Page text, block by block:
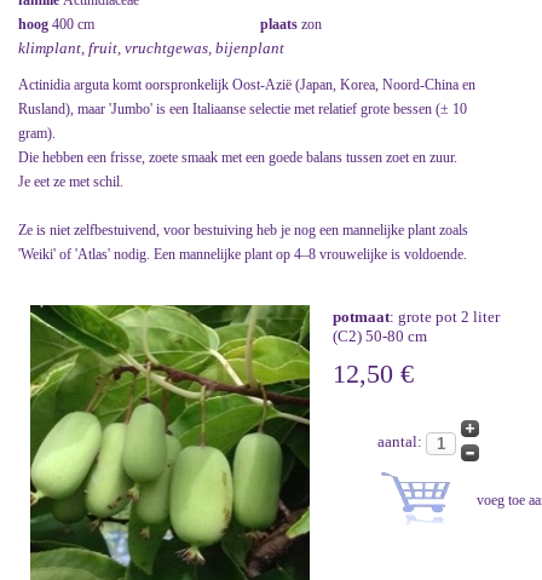
hoog 400 cm plaats zon
klimplant, fruit, vruchtgewas, bijenplant
Actinidia arguta komt oorspronkelijk Oost-Azië (Japan, Korea, Noord-China en
Rusland), maar 'Jumbo' is een Italiaanse selectie met relatief grote bessen (± 10
gram).
Die hebben een frisse, zoete smaak met een goede balans tussen zoet en zuur.
Je eet ze met schil.
Ze is niet zelfbestuivend, voor bestuiving heb je nog een mannelijke plant zoals
'Weiki' of 'Atlas' nodig. Een mannelijke plant op 4–8 vrouwelijke is voldoende.
potmaat: grote pot 2 liter
(C2) 50-80 cm
12,50 €
aantal: